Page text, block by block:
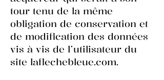
tour tenu de la même
obligation de conservation et
de modification des données
vis à vis de l’utilisateur du
site laflechebleue.com.